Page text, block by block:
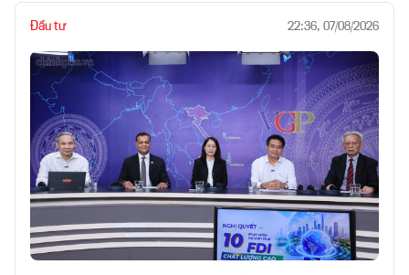
Đầu tư 22:36, 07/08/2026